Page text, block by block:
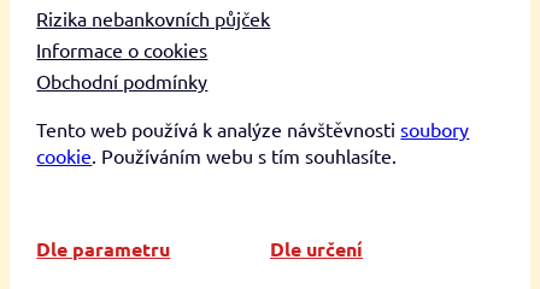
Rizika nebankovních půjček
Informace o cookies
Obchodní podmínky
Tento web používá k analýze návštěvnostisoubory
cookie . Používáním webu s tím souhlasíte.
Dle parametru Dle určení